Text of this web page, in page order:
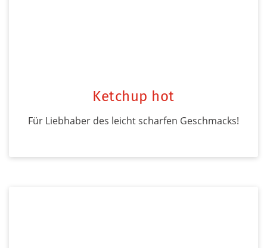
Ketchup hot
Für Liebhaber des leicht scharfen Geschmacks!